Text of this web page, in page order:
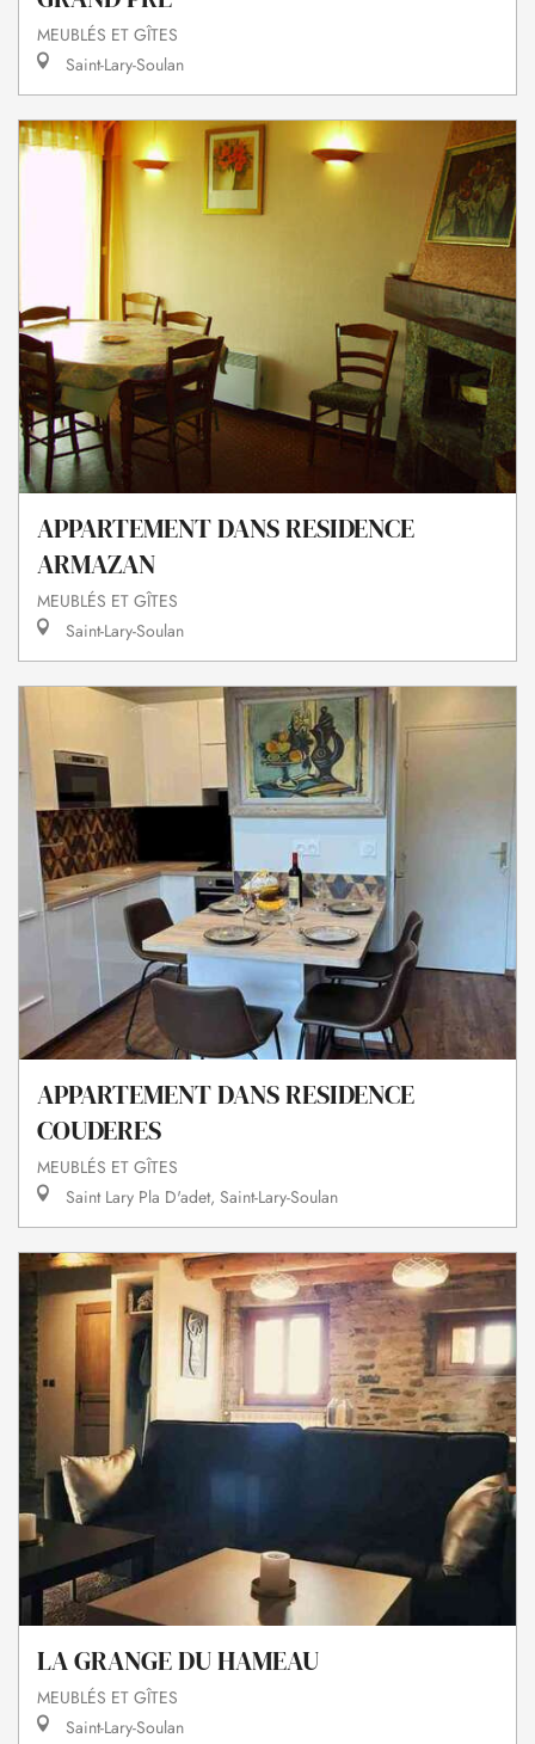
MEUBLÉS ET GÎTES
Saint-Lary-Soulan
APPARTEMENT DANS RESIDENCE
ARMAZAN
MEUBLÉS ET GÎTES
Saint-Lary-Soulan
APPARTEMENT DANS RESIDENCE
COUDERES
MEUBLÉS ET GÎTES
Saint Lary Pla D'adet, Saint-Lary-Soulan
LA GRANGE DU HAMEAU
MEUBLÉS ET GÎTES
Saint-Lary-Soulan